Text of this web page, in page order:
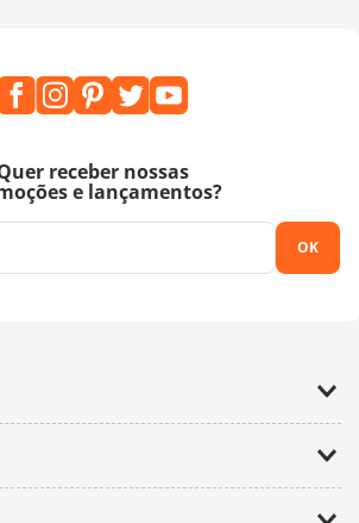
receber nossas
e lançamentos?
OK